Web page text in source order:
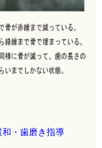
・歯磨き指導